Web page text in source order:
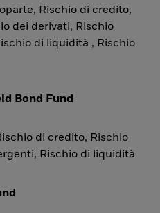
Rischio di credito,
dei derivati, Rischio
di liquidità , Rischio
Bond Fund
di credito, Rischio
Rischio di liquidità